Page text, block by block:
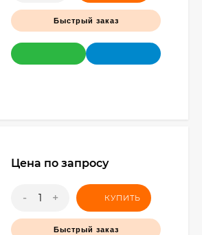
Быстрый заказ
Цена по запросу
- + КУПИТЬ
Быстрый заказ